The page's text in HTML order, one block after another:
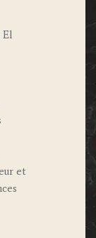
El
et